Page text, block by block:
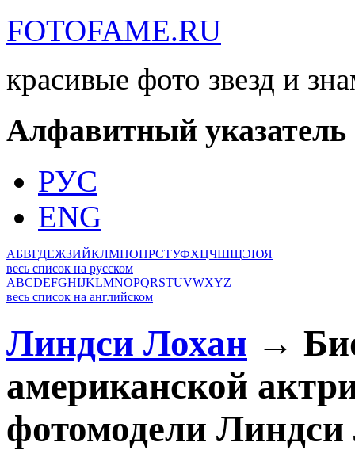
FOTOFAME.RU
красивые фото звезд и
Алфавитный указатель
РУС
ENG
АБВГДЕЖЗИЙКЛМНОПРСТУФХЦЧШЩЭЮЯ
весь список на русском
ABCDEFGHIJKLMNOPQRSTUVWXYZ
весь список на английском
Линдси Лохан →
американской
фотомодели Линдси